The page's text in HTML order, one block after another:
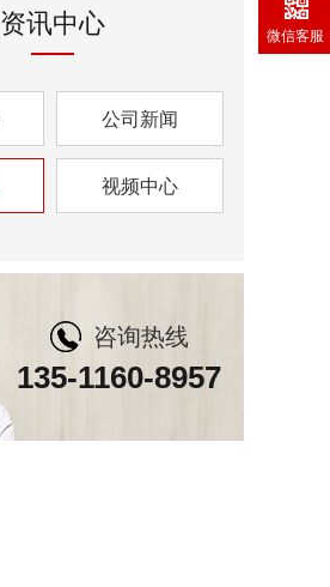
资讯中心
公司新闻
视频中心
咨询热线
135-1160-8957
微信客服